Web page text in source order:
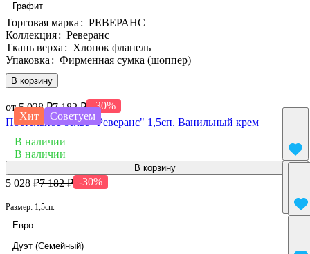
В корзину
Графит
Торговая марка : РЕВЕРАНС
Коллекция: Реверанс
Ткань верха : Хлопок фланель
Упаковка : Фирменная сумка (шоппер)
Хит Советуем
от 5 028 ₽7 182 ₽ -30%
Постельное белье "Реверанс" 1,5сп. Ванильный крем
В наличии
В наличии
В корзину
5 028 ₽7 182 ₽ -30%
Размер: 1,5сп.
Евро
Дуэт (Семейный)